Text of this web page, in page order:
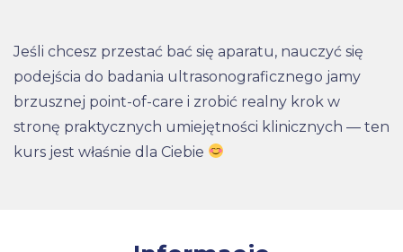
Jeśli chcesz przestać bać się aparatu, nauczyć się
podejścia do badania ultrasonograficznego jamy
brzusznej point-of-care i zrobić realny krok w
stronę praktycznych umiejętności klinicznych — ten
kurs jest właśnie dla Ciebie